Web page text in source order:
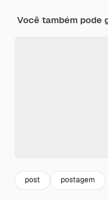
Você também pode
post postagem